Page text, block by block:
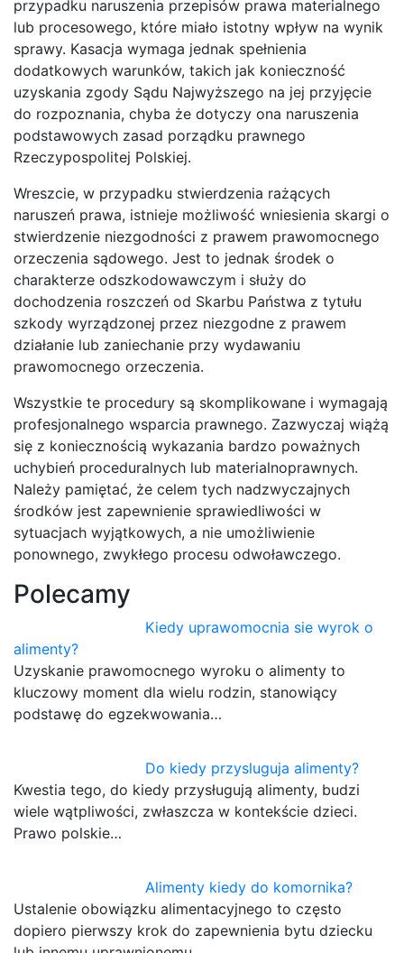
przypadku naruszenia przepisów prawa materialnego
lub procesowego, które miało istotny wpływ na wynik
sprawy. Kasacja wymaga jednak spełnienia
dodatkowych warunków, takich jak konieczność
uzyskania zgody Sądu Najwyższego na jej przyjęcie
do rozpoznania, chyba że dotyczy ona naruszenia
podstawowych zasad porządku prawnego
Rzeczypospolitej Polskiej.
Wreszcie, w przypadku stwierdzenia rażących
naruszeń prawa, istnieje możliwość wniesienia skargi o
stwierdzenie niezgodności z prawem prawomocnego
orzeczenia sądowego. Jest to jednak środek o
charakterze odszkodowawczym i służy do
dochodzenia roszczeń od Skarbu Państwa z tytułu
szkody wyrządzonej przez niezgodne z prawem
działanie lub zaniechanie przy wydawaniu
prawomocnego orzeczenia.
Wszystkie te procedury są skomplikowane i wymagają
profesjonalnego wsparcia prawnego. Zazwyczaj wiążą
się z koniecznością wykazania bardzo poważnych
uchybień proceduralnych lub materialnoprawnych.
Należy pamiętać, że celem tych nadzwyczajnych
środków jest zapewnienie sprawiedliwości w
sytuacjach wyjątkowych, a nie umożliwienie
ponownego, zwykłego procesu odwoławczego.
Polecamy
Kiedy uprawomocnia sie wyrok o
alimenty?
Uzyskanie prawomocnego wyroku o alimenty to
kluczowy moment dla wielu rodzin, stanowiący
podstawę do egzekwowania…
Do kiedy przysluguja alimenty?
Kwestia tego, do kiedy przysługują alimenty, budzi
wiele wątpliwości, zwłaszcza w kontekście dzieci.
Prawo polskie…
Alimenty kiedy do komornika?
Ustalenie obowiązku alimentacyjnego to często
dopiero pierwszy krok do zapewnienia bytu dziecku